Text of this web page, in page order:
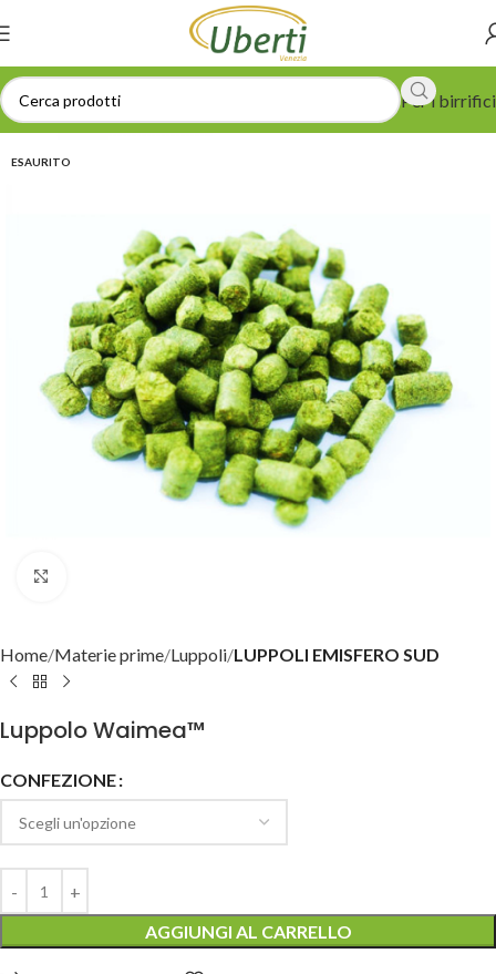
Per i birrifici
ESAURITO
Home Materie prime Luppoli LUPPOLI EMISFERO SUD
Luppolo Waimea™
CONFEZIONE
AGGIUNGI AL CARRELLO